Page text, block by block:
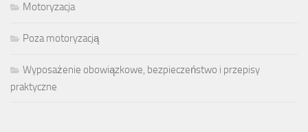
Motoryzacja
Poza motoryzacją
Wyposażenie obowiązkowe, bezpieczeństwo i przepisy
praktyczne